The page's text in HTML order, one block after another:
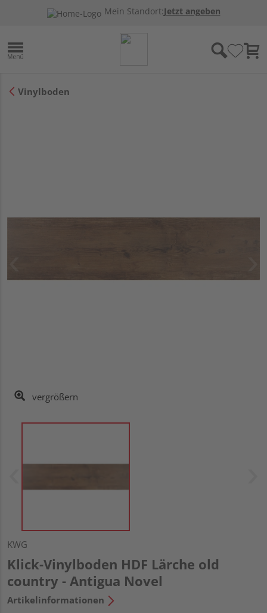
Mein Standort:Jetzt angeben
Vinylboden
vergrößern
KWG
Klick-Vinylboden HDF Lärche old
country - Antigua Novel
Artikelinformationen